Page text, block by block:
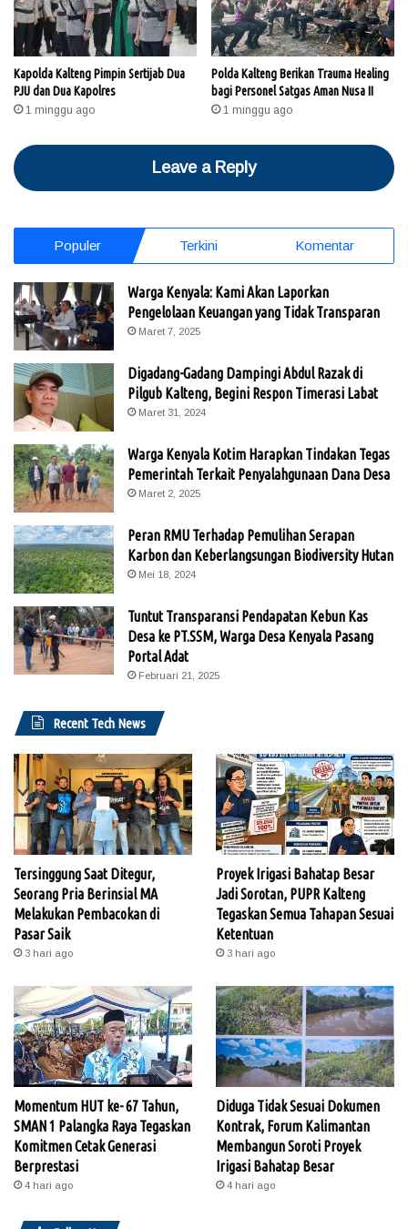
Kapolda Kalteng Pimpin Sertijab Dua
PJU dan Dua Kapolres
1 minggu ago
Polda Kalteng Berikan Trauma Healing
bagi Personel Satgas Aman Nusa II
1 minggu ago
Leave a Reply
Populer Terkini Komentar
Warga Kenyala: Kami Akan Laporkan
Pengelolaan Keuangan yang Tidak Transparan
Maret 7, 2025
Digadang-Gadang Dampingi Abdul Razak di
Pilgub Kalteng, Begini Respon Timerasi Labat
Maret 31, 2024
Warga Kenyala Kotim Harapkan Tindakan Tegas
Pemerintah Terkait Penyalahgunaan Dana Desa
Maret 2, 2025
Peran RMU Terhadap Pemulihan Serapan
Karbon dan Keberlangsungan Biodiversity Hutan
Mei 18, 2024
Tuntut Transparansi Pendapatan Kebun Kas
Desa ke PT.SSM, Warga Desa Kenyala Pasang
Portal Adat
Februari 21, 2025
Recent Tech News
Tersinggung Saat Ditegur,
Seorang Pria Berinsial MA
Melakukan Pembacokan di
Pasar Saik
3 hari ago
Proyek Irigasi Bahatap Besar
Jadi Sorotan, PUPR Kalteng
Tegaskan Semua Tahapan Sesuai
Ketentuan
3 hari ago
Momentum HUT ke- 67 Tahun,
SMAN 1 Palangka Raya Tegaskan
Komitmen Cetak Generasi
Berprestasi
4 hari ago
Diduga Tidak Sesuai Dokumen
Kontrak, Forum Kalimantan
Membangun Soroti Proyek
Irigasi Bahatap Besar
4 hari ago